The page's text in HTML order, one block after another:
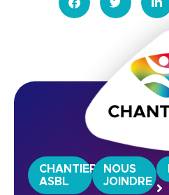
CHANTIER
ASBL
NOUS
JOINDRE